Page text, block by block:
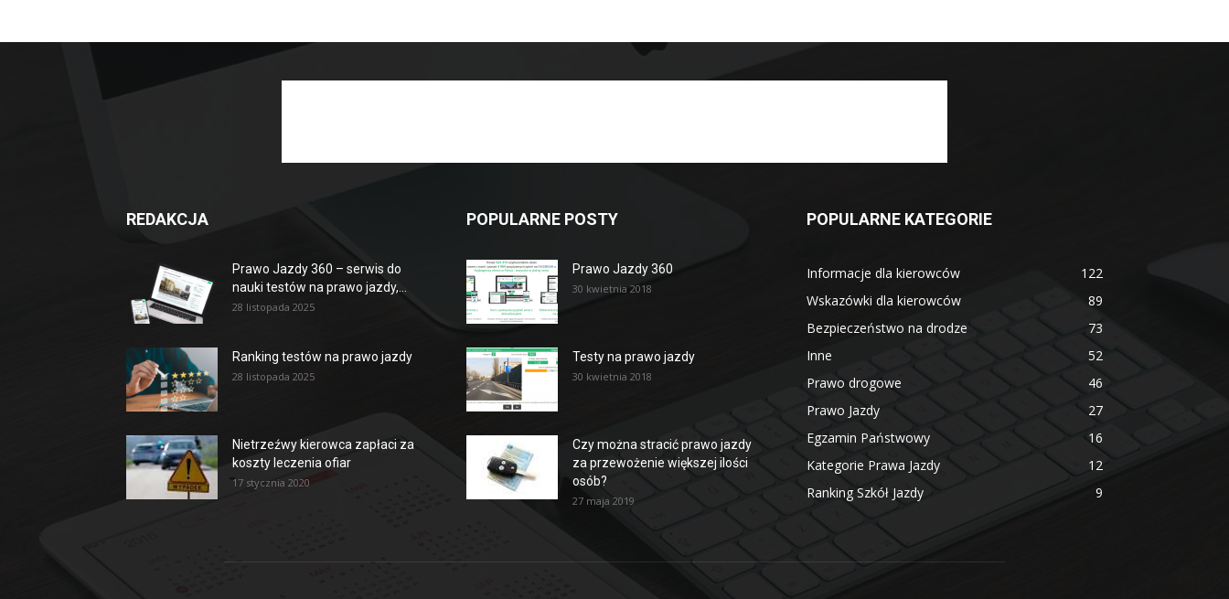
REDAKCJA
Prawo Jazdy 360 – serwis do
nauki testów na prawo jazdy,...
28 listopada 2025
Ranking testów na prawo jazdy
28 listopada 2025
Nietrzeźwy kierowca zapłaci za
koszty leczenia ofiar
17 stycznia 2020
POPULARNE POSTY
Prawo Jazdy 360
30 kwietnia 2018
Testy na prawo jazdy
30 kwietnia 2018
Czy można stracić prawo jazdy
za przewożenie większej ilości
osób?
27 maja 2019
POPULARNE KATEGORIE
Informacje dla kierowców
122
Wskazówki dla kierowców
89
Bezpieczeństwo na drodze
73
Inne
52
Prawo drogowe
46
Prawo Jazdy
27
Egzamin Państwowy
16
Kategorie Prawa Jazdy
12
Ranking Szkół Jazdy
9